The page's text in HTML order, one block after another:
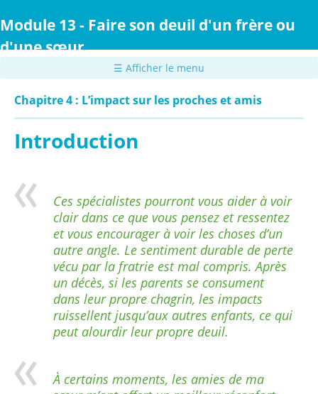
au
principal
Module 13 - Faire son deuil d'un frère ou
d'une sœur
☰ Afficher le menu
Chapitre 4 : L’impact sur les proches et amis
Introduction
Ces spécialistes pourront vous aider à voir
clair dans ce que vous pensez et ressentez
et vous encourager à voir les choses d’un
autre angle. Le sentiment durable de perte
vécu par la fratrie est mal compris. Après
un décès, si les parents se consument
dans leur propre chagrin, les impacts
ruissellent jusqu’aux autres enfants, ce qui
peut alourdir leur propre deuil.
À certains moments, les amies de ma